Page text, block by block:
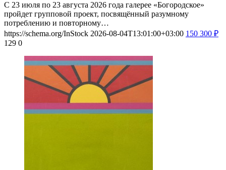
С 23 июля по 23 августа 2026 года галерее «Богородское»
пройдет групповой проект, посвящённый разумному
потреблению и повторному…
https://schema.org/InStock 2026-08-04T13:01:00+03:00 150 300 ₽
129 0